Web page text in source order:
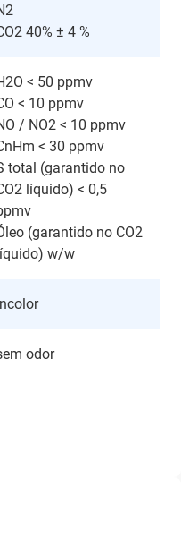
40% ± 4 %
< 50 ppmv
< 10 ppmv
/ NO2 < 10 ppmv
< 30 ppmv
total (garantido no
líquido) < 0,5
(garantido no CO2
w/w
odor